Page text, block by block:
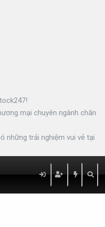
mại chuyên ngành chăn
những trải nghiệm vui vẻ tại